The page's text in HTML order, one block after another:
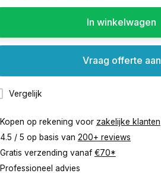
In winkelwagen
Vergelijk
Vraag offerte aan
Kopen op rekening voor zakelijke klanten
4.5 / 5 op basis van 200+ reviews
Gratis verzending vanaf €70*
Professioneel advies